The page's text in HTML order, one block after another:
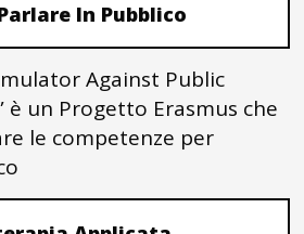
In Pubblico
Against Public
è un Progetto Erasmus che
le competenze per